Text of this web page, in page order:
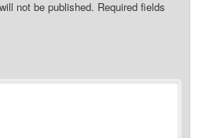
not be published. Required fields